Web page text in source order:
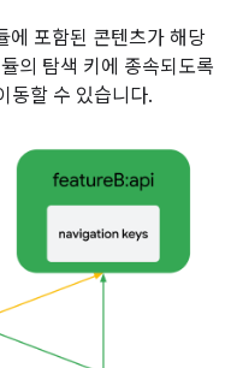
에 포함된 콘텐츠가 해당
의 탐색 키에 종속되도록
동할 수 있습니다.